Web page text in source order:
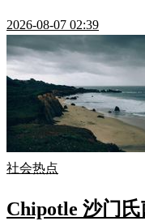
2026-08-07 02:39
社会热点
Chipotle 沙门